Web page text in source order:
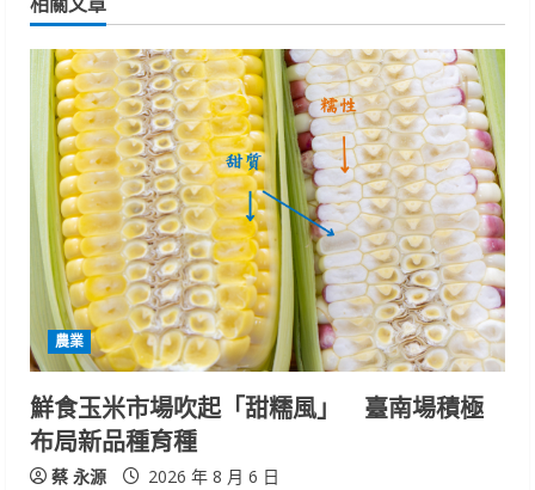
u
e
R
e
a
d
i
n
g
農業
鮮食玉米市場吹起「甜糯風」 臺南場積極
布局新品種育種
蔡 永源 2026 年 8 月 6 日